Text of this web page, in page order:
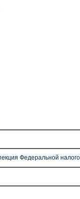
Федеральной